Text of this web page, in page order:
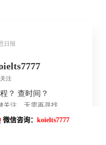
微信咨询： koielts7777